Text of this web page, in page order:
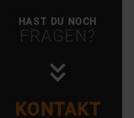
HAST DU NOCH
FRAGEN?
KONTAKT